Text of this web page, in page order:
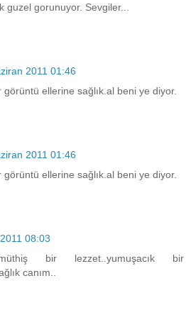
guzel gorunuyor. Sevgiler...
2011 01:46
ellerine sağlık.al beni ye diyor.
2011 01:46
ellerine sağlık.al beni ye diyor.
08:03
bir lezzet..yumuşacık bir
canım..